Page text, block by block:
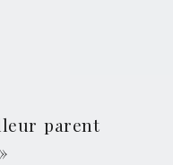
parent